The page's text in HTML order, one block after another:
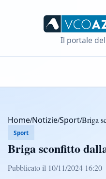
Il portale
Home/Notizie/Sport/Briga
Sport
Briga sconfitto
Pubblicato il 10/11/2024 16:20